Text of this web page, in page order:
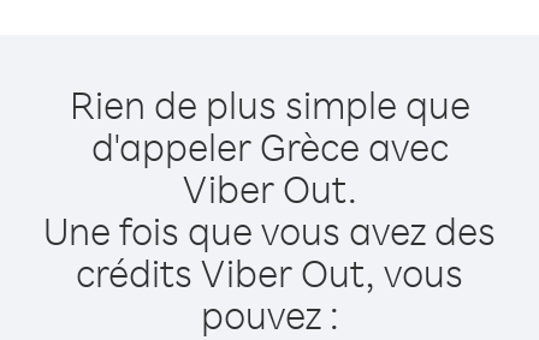
Rien de plus simple que
d'appeler Grèce avec
Viber Out.
Une fois que vous avez des
crédits Viber Out, vous
pouvez :